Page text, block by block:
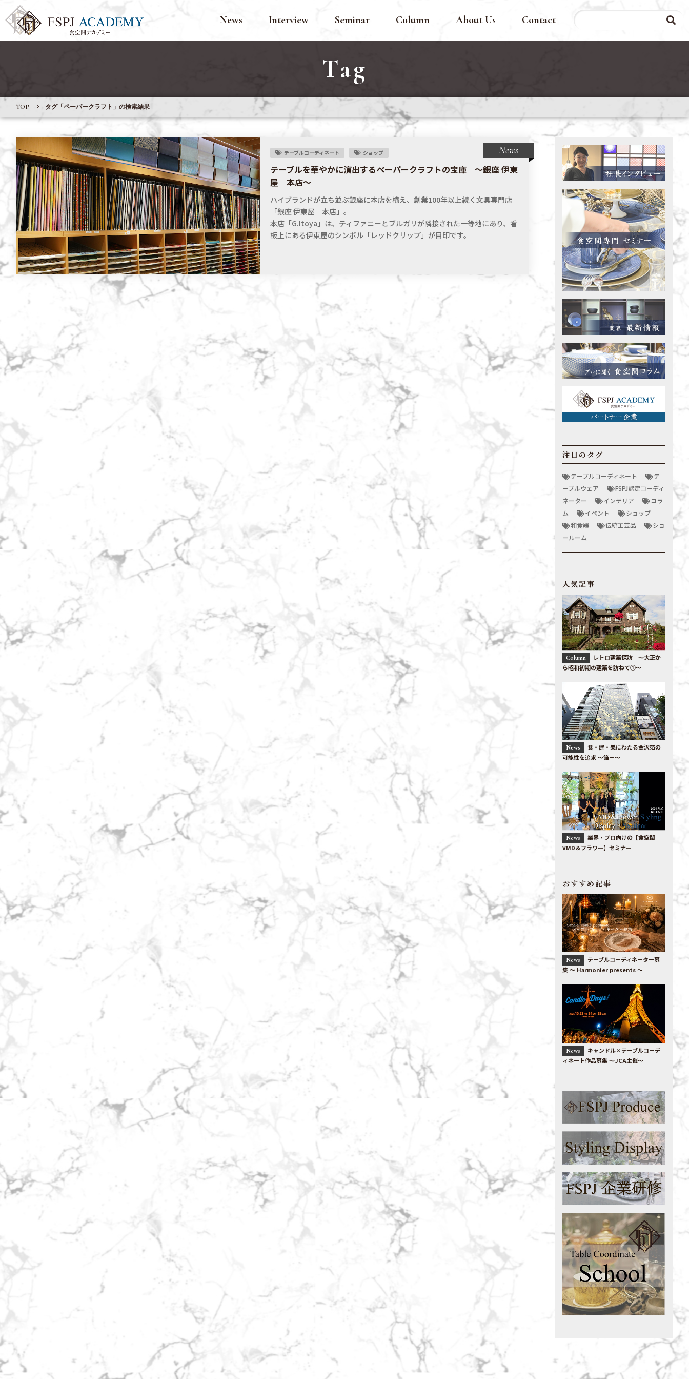
News Interview Seminar Column About Us Contact
Tag
TOP タグ「ペーパークラフト」の検索結果
テーブルコーディネート ショップ
News
テーブルを華やかに演出するペーパークラフトの宝庫 〜銀座 伊東
屋 本店〜
ハイブランドが立ち並ぶ銀座に本店を構え、創業100年以上続く文具専門店
「銀座 伊東屋 本店」。
本店「G.Itoya」は、ティファニーとブルガリが隣接された一等地にあり、看
板上にある伊東屋のシンボル「レッドクリップ」が目印です。
注目のタグ
テーブルコーディネート
テ
ーブルウェア
FSPJ認定コーディ
ネーター
インテリア
コラ
ム
イベント
ショップ
和食器
伝統工芸品
ショ
ールーム
人気記事
Column
レトロ建築探訪 〜大正か
ら昭和初期の建築を訪ねて①〜
News
食・建・美にわたる金沢箔の
可能性を追求 〜箔ー〜
News
業界・プロ向けの【食空間
VMD＆フラワー】セミナー
おすすめ記事
News
テーブルコーディネーター募
集 〜 Harmonier presents 〜
News
キャンドル×テーブルコーデ
ィネート作品募集 ～JCA主催～